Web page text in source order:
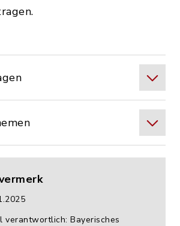
verantwortlich: Bayerisches